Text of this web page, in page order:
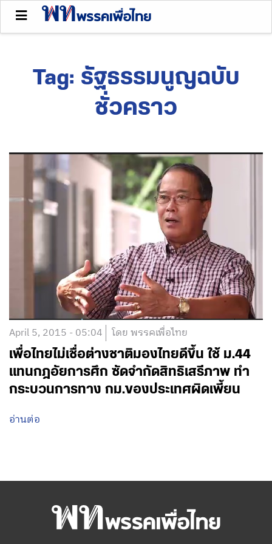
Tag: รัฐธรรมนูญฉบับ
ชั่วคราว
April 5, 2015 - 05:04 โดย พรรคเพื่อไทย
เพื่อไทยไม่เชื่อต่างชาติมองไทยดีขึ้น ใช้ ม.44
แทนกฎอัยการศึก ซัดจำกัดสิทธิเสรีภาพ ทำ
กระบวนการทาง กม.ของประเทศผิดเพี้ยน
อ่านต่อ